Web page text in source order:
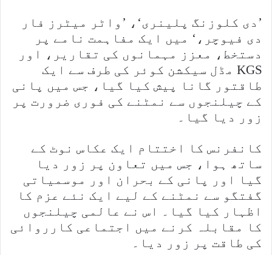
’دی کلوزنگ پلینری‘، ’واٹر میٹرز فار
دی فیوچر،‘ میں ایک مفاہمت نامے پر
دستخط، معزز مہمانوں کی تقاریر، اور
KGS مڈل سیکشن کوئر کی طرف سے ایک
طاقتور گانا پیش کیا گیا، جس میں پانی
کے چیلنجوں سے نمٹنے کی فوری ضرورت پر
زور دیا گیا۔
کانفرنس کا اختتام ایک عکاس نوٹ کے
ساتھ ہوا، جس میں تعاون پر زور دیا
گیا اور پانی کے بحران اور موسمیاتی
گفتگو سے نمٹنے کے لیے ایک نئے عزم کا
اظہار کیا گیا۔ اس نے عالمی چیلنجوں
کا مقابلہ کرنے میں اجتماعی کارروائی
کی طاقت پر زور دیا۔